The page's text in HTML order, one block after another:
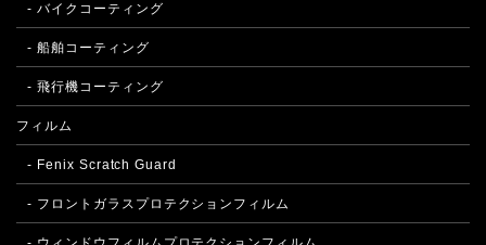
- バイクコーティング
- 船舶コーティング
- 飛行機コーティング
フィルム
- Fenix Scratch Guard
- フロントガラスプロテクションフィルム